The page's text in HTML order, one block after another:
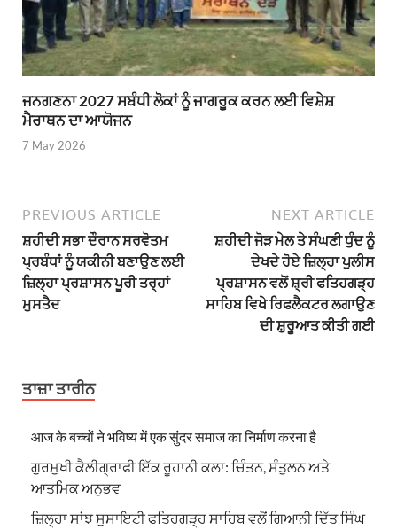
ਜਨਗਣਨਾ 2027 ਸਬੰਧੀ ਲੋਕਾਂ ਨੂੰ ਜਾਗਰੂਕ ਕਰਨ ਲਈ ਵਿਸ਼ੇਸ਼
ਮੈਰਾਥਨ ਦਾ ਆਯੋਜਨ
7 May 2026
PREVIOUS ARTICLE
ਸ਼ਹੀਦੀ ਸਭਾ ਦੌਰਾਨ ਸਰਵੋਤਮ
ਪ੍ਰਬੰਧਾਂ ਨੂੰ ਯਕੀਨੀ ਬਣਾਉਣ ਲਈ
ਜ਼ਿਲ੍ਹਾ ਪ੍ਰਸ਼ਾਸਨ ਪੂਰੀ ਤਰ੍ਹਾਂ
ਮੁਸਤੈਦ
NEXT ARTICLE
ਸ਼ਹੀਦੀ ਜੋੜ ਮੇਲ ਤੇ ਸੰਘਣੀ ਧੁੰਦ ਨੂੰ
ਦੇਖਦੇ ਹੋਏ ਜ਼ਿਲ੍ਹਾ ਪੁਲੀਸ
ਪ੍ਰਸ਼ਾਸਨ ਵਲੋਂ ਸ਼੍ਰੀ ਫਤਿਹਗੜ੍ਹ
ਸਾਹਿਬ ਵਿਖੇ ਰਿਫਲੈਕਟਰ ਲਗਾਉਣ
ਦੀ ਸ਼ੁਰੂਆਤ ਕੀਤੀ ਗਈ
ਤਾਜ਼ਾ ਤਾਰੀਨ
आज के बच्चों ने भविष्य में एक सुंदर समाज का निर्माण करना है
ਗੁਰਮੁਖੀ ਕੈਲੀਗ੍ਰਾਫੀ ਇੱਕ ਰੂਹਾਨੀ ਕਲਾ: ਚਿੰਤਨ, ਸੰਤੁਲਨ ਅਤੇ
ਆਤਮਿਕ ਅਨੁਭਵ
ਜ਼ਿਲ੍ਹਾ ਸਾਂਝ ਸੁਸਾਇਟੀ ਫਤਿਹਗੜ੍ਹ ਸਾਹਿਬ ਵਲੋਂ ਗਿਆਨੀ ਦਿੱਤ ਸਿੰਘ